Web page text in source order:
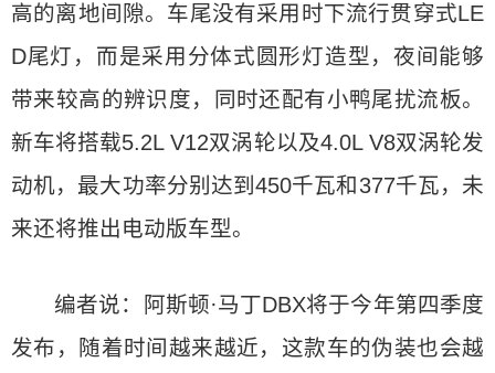
高的离地间隙。车尾没有采用时下流行贯穿式LE
D尾灯，而是采用分体式圆形灯造型，夜间能够
带来较高的辨识度，同时还配有小鸭尾扰流板。
新车将搭载5.2L V12双涡轮以及4.0L V8双涡轮发
动机，最大功率分别达到450千瓦和377千瓦，未
来还将推出电动版车型。
编者说：阿斯顿·马丁DBX将于今年第四季度
发布，随着时间越来越近，这款车的伪装也会越